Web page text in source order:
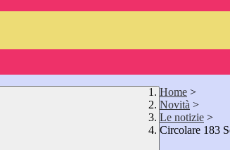
Home >
Novità >
Le notizie >
Circolare 183